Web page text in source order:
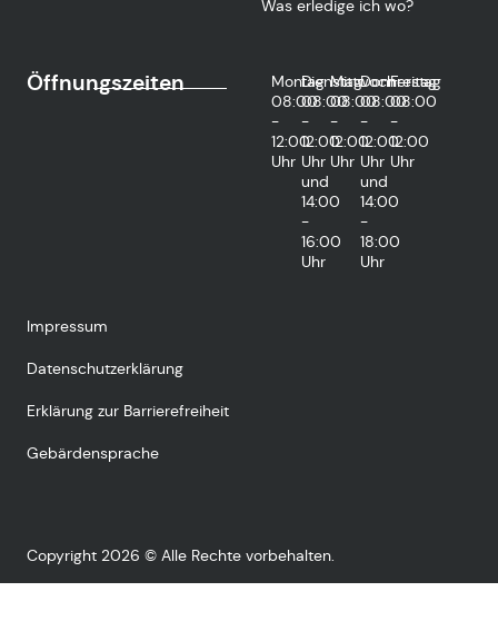
Was erledige ich wo?
Öffnungszeiten
Montag
08:00
-
12:00
Uhr
Dienstag
08:00
-
12:00
Uhr
und
14:00
-
16:00
Uhr
Mittwoch
08:00
-
12:00
Uhr
Donnerstag
08:00
-
12:00
Uhr
und
14:00
-
18:00
Uhr
Freitag
08:00
-
12:00
Uhr
Impressum
Datenschutzerklärung
Erklärung zur Barrierefreiheit
Gebärdensprache
Copyright 2026 © Alle Rechte vorbehalten.